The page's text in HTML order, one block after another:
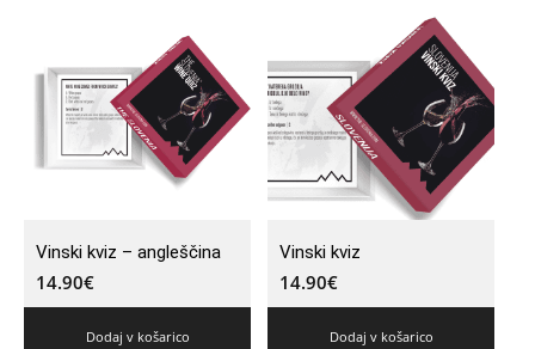
Vinski kviz – angleščina
14.90€
Dodaj v košarico
Vinski kviz
14.90€
Dodaj v košarico